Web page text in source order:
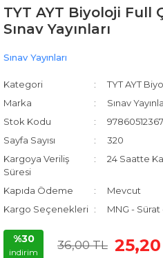
TYT AYT Biyoloji Full
Sınav Yayınları
Sınav Yayınları
Kategori
TYT AYT
Marka
Sınav
Stok Kodu
Sayfa Sayısı
320
Kargoya Veriliş
Süresi
24 Saatte
Kapıda Ödeme
Mevcut
Kargo Seçenekleri
MNG - Sürat
%30
indirim
36,00 TL